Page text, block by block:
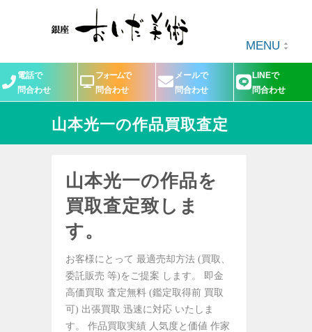
MENU
電話で
問合わせ
フォームで
問合わせ
メールで
問合わせ
LINEで
問合わせ
山本光一の作品買取査定
山本光一の作品を
買取査定致しま
す。
お客様にとって 最適売却方法 (買取、
委託販売 等)をご提案 します。 即金
高価買取 査定無料 (鑑定取得前 買取
可) 出張買取 迅速に対応 いたしま
す。 作品買取実績 人気度と価値 作家